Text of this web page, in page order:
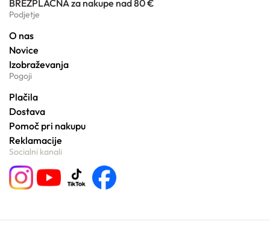
BREZPLAČNA za nakupe nad 80 €
Podjetje
O nas
Novice
Izobraževanja
Pogoji
Plačila
Dostava
Pomoč pri nakupu
Reklamacije
Socialni kanali